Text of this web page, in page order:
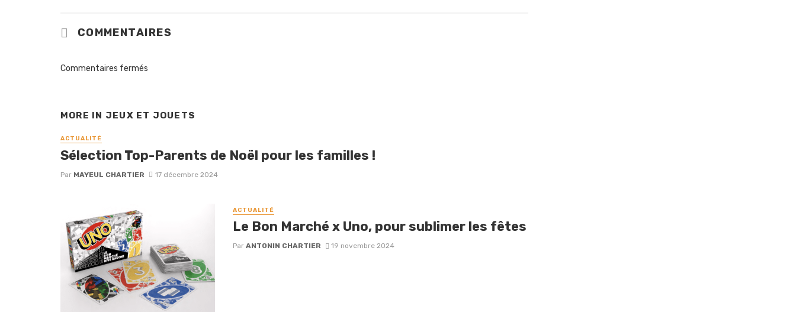
COMMENTAIRES
Commentaires fermés
MORE IN JEUX ET JOUETS
ACTUALITÉ
Sélection Top-Parents de Noël pour les familles !
Par MAYEUL CHARTIER 17 décembre 2024
ACTUALITÉ
Le Bon Marché x Uno, pour sublimer les fêtes
Par ANTONIN CHARTIER 19 novembre 2024